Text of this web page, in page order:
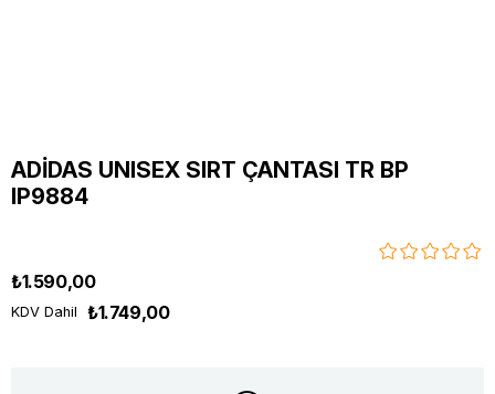
ADİDAS UNISEX SIRT ÇANTASI TR BP
IP9884
₺1.590,00
KDV Dahil ₺1.749,00